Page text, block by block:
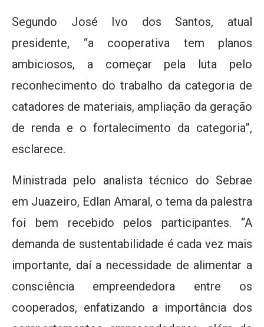
Segundo José Ivo dos Santos, atual
presidente, “a cooperativa tem planos
ambiciosos, a começar pela luta pelo
reconhecimento do trabalho da categoria de
catadores de materiais, ampliação da geração
de renda e o fortalecimento da categoria”,
esclarece.
Ministrada pelo analista técnico do Sebrae
em Juazeiro, Edlan Amaral, o tema da palestra
foi bem recebido pelos participantes. “A
demanda de sustentabilidade é cada vez mais
importante, daí a necessidade de alimentar a
consciência empreendedora entre os
cooperados, enfatizando a importância dos